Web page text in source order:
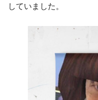
していました。